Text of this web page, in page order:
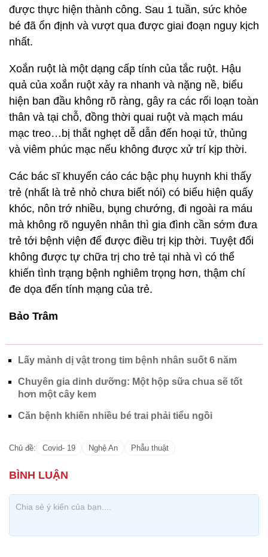
được thực hiện thành công. Sau 1 tuần, sức khỏe
bé đã ổn định và vượt qua được giai đoạn nguy kịch
nhất.
Xoắn ruột là một dạng cấp tính của tắc ruột. Hậu
quả của xoắn ruột xảy ra nhanh và nặng nề, biểu
hiện ban đầu không rõ ràng, gây ra các rối loạn toàn
thân và tại chỗ, đồng thời quai ruột và mạch máu
mạc treo…bị thắt nghẹt dễ dẫn đến hoại tử, thủng
và viêm phúc mạc nếu không được xử trí kịp thời.
Các bác sĩ khuyến cáo các bậc phụ huynh khi thấy
trẻ (nhất là trẻ nhỏ chưa biết nói) có biểu hiện quấy
khóc, nôn trớ nhiều, bụng chướng, đi ngoài ra máu
mà không rõ nguyên nhân thì gia đình cần sớm đưa
trẻ tới bệnh viện để được điều trị kịp thời. Tuyệt đối
không được tự chữa trị cho trẻ tại nhà vì có thể
khiến tình trạng bệnh nghiêm trọng hơn, thậm chí
đe dọa đến tính mạng của trẻ.
Bảo Trâm
Lấy mảnh dị vật trong tim bệnh nhân suốt 6 năm
Chuyên gia dinh dưỡng: Một hộp sữa chua sẽ tốt
hơn một cây kem
Căn bệnh khiến nhiều bé trai phải tiểu ngồi
Chủ đề: Covid- 19 Nghệ An Phẫu thuật